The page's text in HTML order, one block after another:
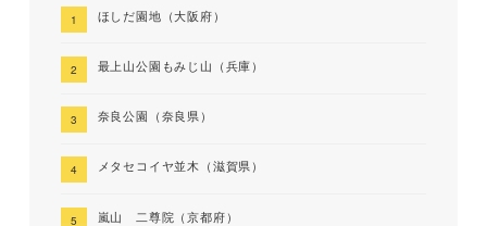
ほしだ園地（大阪府）
最上山公園もみじ山（兵庫）
奈良公園（奈良県）
メタセコイヤ並木（滋賀県）
嵐山 二尊院（京都府）